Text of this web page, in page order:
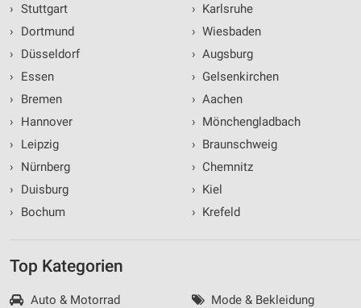
› Stuttgart
›
Dortmund
›
Düsseldorf
›
Essen
›
Bremen
›
Hannover
›
Leipzig
›
Nürnberg
›
Duisburg
›
Bochum
› Karlsruhe
› Wiesbaden
› Augsburg
› Gelsenkirchen
› Aachen
› Mönchengladbach
› Braunschweig
› Chemnitz
› Kiel
› Krefeld
Top Kategorien
Auto & Motorrad
Mode & Bekleidung